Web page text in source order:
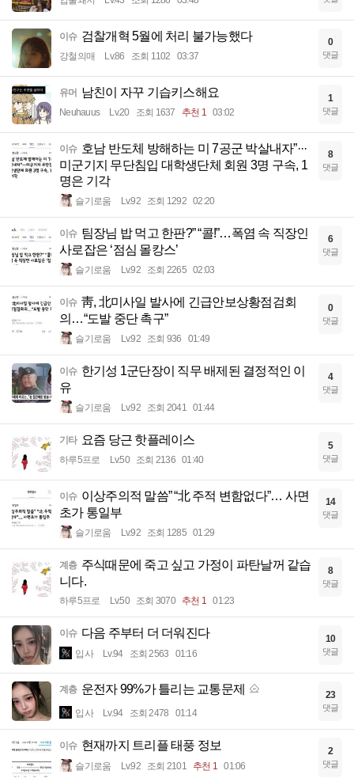
이슈 검찰개혁 5월에 처리 불가능했다
강철의매 Lv.86 조회 1102 03:37
0
댓글
유머 남친이 자꾸 기습키스해요
Neuhauus Lv.20 조회 1637 추천 1 03:02
1
댓글
이슈 호남 반도체 방해하는 미 7공군 박살내자”···
미군기지 무단침입 대학생단체 회원 3명 구속, 1
명은 기각
슬기로움 Lv.92 조회 1292 02:20
8
댓글
이슈 팀장님 밥 먹고 한판?” “콜!”…폭염 속 직장인
사로잡은 ‘점심 몰캉스’
슬기로움 Lv.92 조회 2265 02:03
6
댓글
이슈 靑, 北미사일 발사에 긴급안보상황점검회
의…“도발 중단 촉구”
슬기로움 Lv.92 조회 936 01:49
0
댓글
이슈 한기성 1군단장이 직무 배제된 결정적인 이
유
슬기로움 Lv.92 조회 2041 01:44
4
댓글
기타 요즘 당근 핫플레이스
하루5프로 Lv.50 조회 2136 01:40
5
댓글
이슈 이상주의적 말씀” “北 주적 변함없다”… 사면
초가 통일부
슬기로움 Lv.92 조회 1285 01:29
14
댓글
계층 주식때문에 죽고 싶고 가정이 파탄날꺼 같습
니다.
하루5프로 Lv.50 조회 3070 추천 1 01:23
8
댓글
이슈 다음 주부터 더 더워진다
입사 Lv.94 조회 2563 01:16
10
댓글
계층 운전자 99%가 틀리는 교통문제
입사 Lv.94 조회 2478 01:14
23
댓글
이슈 현재까지 트리플 태풍 정보
슬기로움 Lv.92 조회 2101 추천 1 01:06
2
댓글